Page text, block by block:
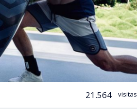
21.564 visitas